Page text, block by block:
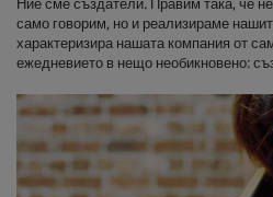
само говорим, но и реализираме
характеризира нашата компания от
ежедневието в нещо необикновено: